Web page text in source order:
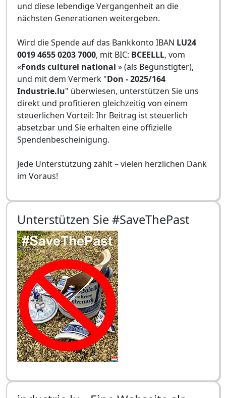
und diese lebendige Vergangenheit an die
nächsten Generationen weitergeben.
Wird die Spende auf das Bankkonto IBAN LU24
0019 4655 0203 7000, mit BIC: BCEELLL, vom
«Fonds culturel national » (als Begünstigter),
und mit dem Vermerk "Don - 2025/164
Industrie.lu" überwiesen, unterstützen Sie uns
direkt und profitieren gleichzeitig von einem
steuerlichen Vorteil: Ihr Beitrag ist steuerlich
absetzbar und Sie erhalten eine offizielle
Spendenbescheinigung.
Jede Unterstützung zählt – vielen herzlichen Dank
im Voraus!
Unterstützen Sie #SaveThePast